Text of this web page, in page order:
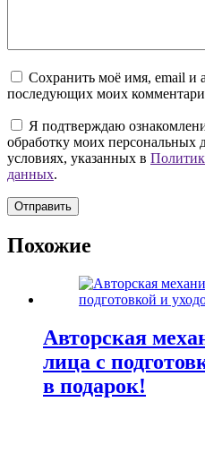
Сохранить моё имя, email и
последующих моих
Я подтверждаю
обработку моих персональных
условиях, указанных в
данных.
Отправить
Похожие
Авторская
лица с
в подарок!